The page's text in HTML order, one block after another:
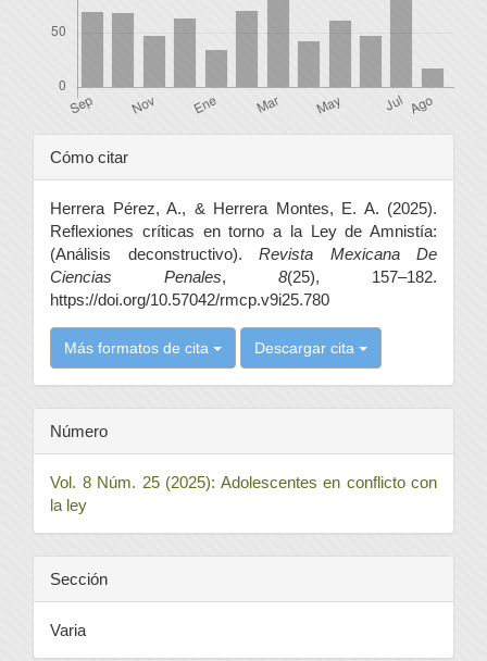
Detalles
del
artículo
Cómo citar
Herrera Pérez, A., & Herrera Montes, E. A. (2025).
Reflexiones críticas en torno a la Ley de Amnistía:
(Análisis deconstructivo). Revista Mexicana De
Ciencias Penales, 8(25), 157–182.
https://doi.org/10.57042/rmcp.v9i25.780
Más formatos de cita Descargar cita
Número
Vol. 8 Núm. 25 (2025): Adolescentes en conflicto con
la ley
Sección
Varia